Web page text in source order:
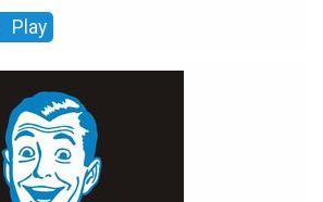
Play